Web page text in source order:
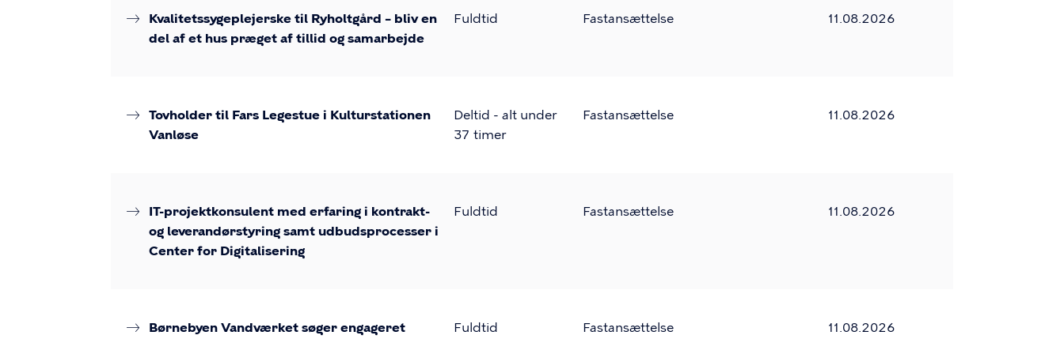
Kvalitetssygeplejerske til Ryholtgård – bliv en
del af et hus præget af tillid og samarbejde
Fuldtid Fastansættelse 11.08.2026
Tovholder til Fars Legestue i Kulturstationen
Vanløse
Deltid - alt under
37 timer
Fastansættelse 11.08.2026
IT-projektkonsulent med erfaring i kontrakt-
og leverandørstyring samt udbudsprocesser i
Center for Digitalisering
Fuldtid Fastansættelse 11.08.2026
Børnebyen Vandværket søger engageret
Fuldtid Fastansættelse 11.08.2026